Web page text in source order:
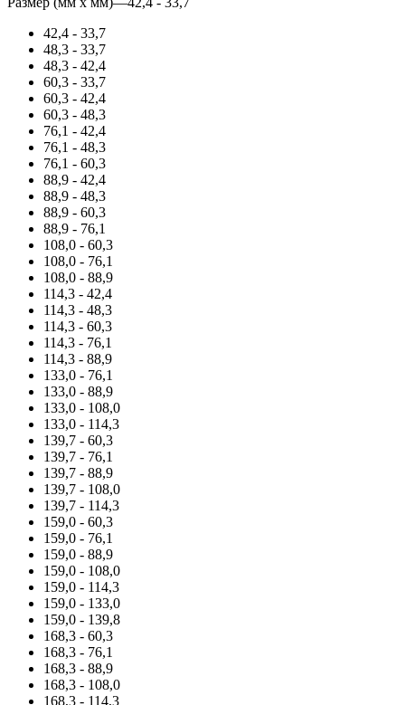
42,4 - 33,7
48,3 - 33,7
48,3 - 42,4
60,3 - 33,7
60,3 - 42,4
60,3 - 48,3
76,1 - 42,4
76,1 - 48,3
76,1 - 60,3
88,9 - 42,4
88,9 - 48,3
88,9 - 60,3
88,9 - 76,1
108,0 - 60,3
108,0 - 76,1
108,0 - 88,9
114,3 - 42,4
114,3 - 48,3
114,3 - 60,3
114,3 - 76,1
114,3 - 88,9
133,0 - 76,1
133,0 - 88,9
133,0 - 108,0
133,0 - 114,3
139,7 - 60,3
139,7 - 76,1
139,7 - 88,9
139,7 - 108,0
139,7 - 114,3
159,0 - 60,3
159,0 - 76,1
159,0 - 88,9
159,0 - 108,0
159,0 - 114,3
159,0 - 133,0
159,0 - 139,8
168,3 - 60,3
168,3 - 76,1
168,3 - 88,9
168,3 - 108,0
168,3 - 114,3